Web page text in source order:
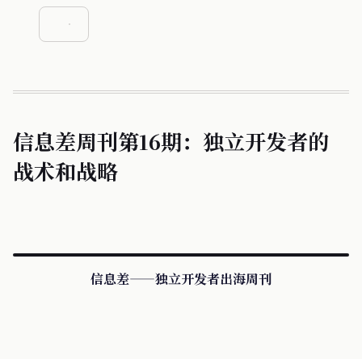
信息差周刊第16期：独立开发者的
战术和战略
信息差——独立开发者出海周刊